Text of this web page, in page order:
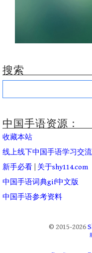
搜索
Search
中国手语资源：
收藏本站
线上线下中国手语学习交
新手必看
关于shy114.com
中国手语词典gif中文版
中国手语参考资料
© 2015-2026